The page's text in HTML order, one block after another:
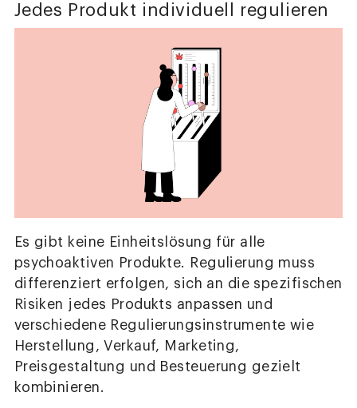
Jedes Produkt individuell regulieren
Es gibt keine Einheitslösung für alle
psychoaktiven Produkte. Regulierung muss
differenziert erfolgen, sich an die spezifischen
Risiken jedes Produkts anpassen und
verschiedene Regulierungsinstrumente wie
Herstellung, Verkauf, Marketing,
Preisgestaltung und Besteuerung gezielt
kombinieren.